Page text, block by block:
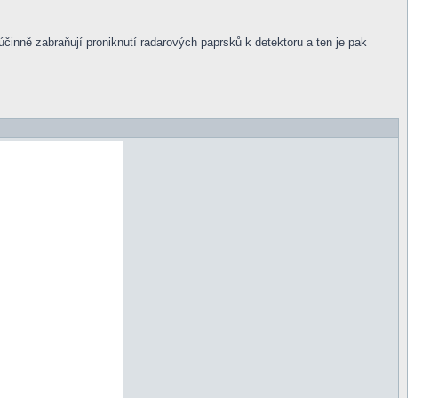
zabraňují proniknutí radarových paprsků k detektoru a ten je pak